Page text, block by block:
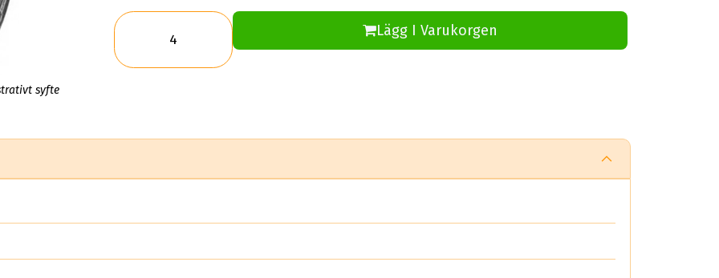
syfte
Lägg I Varukorgen